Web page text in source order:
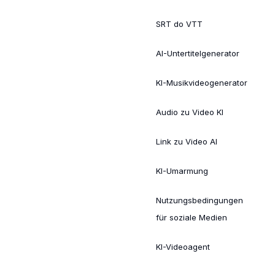
SRT do VTT
AI-Untertitelgenerator
KI-Musikvideogenerator
Audio zu Video KI
Link zu Video AI
KI-Umarmung
Nutzungsbedingungen
für soziale Medien
KI-Videoagent